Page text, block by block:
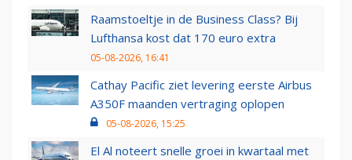
Raamstoeltje in de Business Class? Bij
Lufthansa kost dat 170 euro extra
05-08-2026, 16:41
Cathay Pacific ziet levering eerste Airbus
A350F maanden vertraging oplopen
05-08-2026, 15:25
El Al noteert snelle groei in kwartaal met